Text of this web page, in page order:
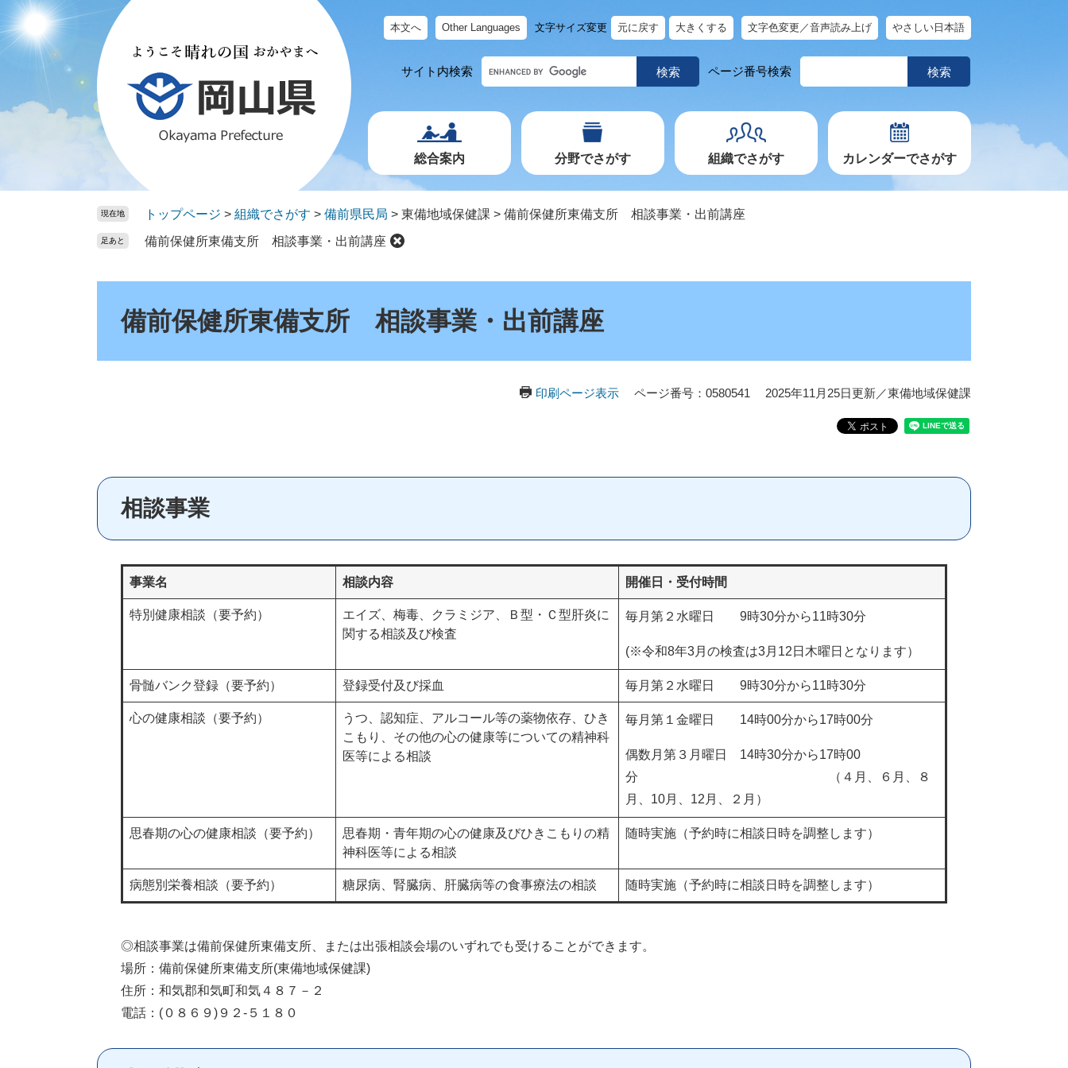
ー
ジ
ニ
ュ
本文へ Other Languages 文字サイズ変更 元に戻す 大きくする 文字色変更／音声読み上げ やさしい日本語
サイト内検索
キ
ー
ワ
ド
ページ番号検索
ペ
ジ
号
総合案内 分野でさがす 組織でさがす カレンダーでさがす
現在地 トップページ > 組織でさがす > 備前県民局 > 東備地域保健課 > 備前保健所東備支所 相談事業・出前講座
足あと 備前保健所東備支所 相談事業・出前講座
備前保健所東備支所 相談事業・出前講座
印刷ページ表示 ページ番号：0580541 2025年11月25日更新／東備地域保健課
相談事業
事業名 相談内容 開催日・受付時間
特別健康相談（要予約）
エイズ、梅毒、クラミジア、Ｂ型・Ｃ型肝炎に
関する相談及び検査
毎月第２水曜日 9時30分から11時30分
(※令和8年3月の検査は3月12日木曜日となります）
骨髄バンク登録（要予約） 登録受付及び採血 毎月第２水曜日 9時30分から11時30分
心の健康相談（要予約）
うつ、認知症、アルコール等の薬物依存、ひき
こもり、その他の心の健康等についての精神科
医等による相談
毎月第１金曜日 14時00分から17時00分
偶数月第３月曜日 14時30分から17時00
分 （４月、６月、８
月、10月、12月、２月）
思春期の心の健康相談（要予約）
思春期・青年期の心の健康及びひきこもりの精
神科医等による相談
随時実施（予約時に相談日時を調整します）
病態別栄養相談（要予約） 糖尿病、腎臓病、肝臓病等の食事療法の相談 随時実施（予約時に相談日時を調整します）
◎相談事業は備前保健所東備支所、または出張相談会場のいずれでも受けることができます。
場所：備前保健所東備支所(東備地域保健課)
住所：和気郡和気町和気４８７－２
電話：(０８６９)９２-５１８０